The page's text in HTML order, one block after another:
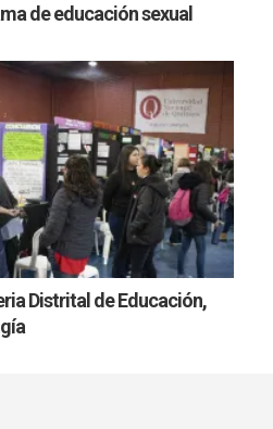
de educación sexual
Distrital de Educación,